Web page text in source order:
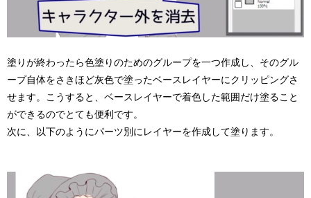
塗りが終わったら色塗りのためのグループを一つ作成し、そのグル
ープ自体をさきほど灰色で塗ったベースレイヤーにクリッピングさ
せます。こうすると、ベースレイヤーで着色した範囲だけ塗ること
ができるのでとても便利です。
次に、以下のようにパーツ別にレイヤーを作成して塗ります。